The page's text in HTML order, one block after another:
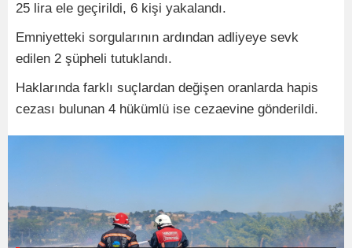
25 lira ele geçirildi, 6 kişi yakalandı.
Emniyetteki sorgularının ardından adliyeye sevk
edilen 2 şüpheli tutuklandı.
Haklarında farklı suçlardan değişen oranlarda hapis
cezası bulunan 4 hükümlü ise cezaevine gönderildi.